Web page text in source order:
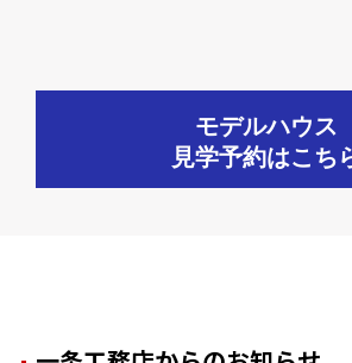
モデルハウス
見学予約はこち